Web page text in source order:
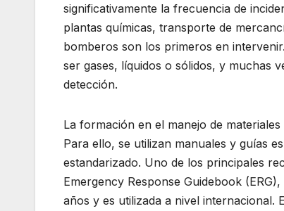
significativamente la frecuencia de
plantas químicas, transporte de
bomberos son los primeros en
ser gases, líquidos o sólidos, y muchas
detección.
La formación en el manejo de
Para ello, se utilizan manuales y guías
estandarizado. Uno de los principales
Emergency Response Guidebook
años y es utilizada a nivel internacional.